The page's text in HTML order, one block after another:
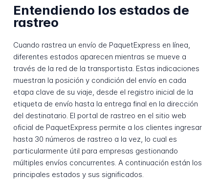
Entendiendo los estados de
rastreo
Cuando rastrea un envío de PaquetExpress en línea,
diferentes estados aparecen mientras se mueve a
través de la red de la transportista. Estas indicaciones
muestran la posición y condición del envío en cada
etapa clave de su viaje, desde el registro inicial de la
etiqueta de envío hasta la entrega final en la dirección
del destinatario. El portal de rastreo en el sitio web
oficial de PaquetExpress permite a los clientes ingresar
hasta 30 números de rastreo a la vez, lo cual es
particularmente útil para empresas gestionando
múltiples envíos concurrentes. A continuación están los
principales estados y sus significados.